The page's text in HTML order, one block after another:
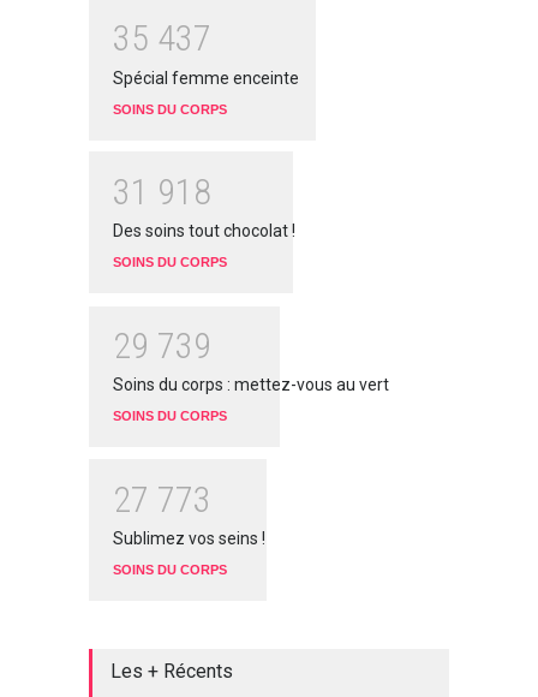
35 437
Spécial femme enceinte
SOINS DU CORPS
31 91 8
Des soins tout chocolat !
SOINS DU CORPS
29 739
Soins du corps : mettez-vous au vert
SOINS DU CORPS
27 773
Sublimez vos seins !
SOINS DU CORPS
Les + Récents